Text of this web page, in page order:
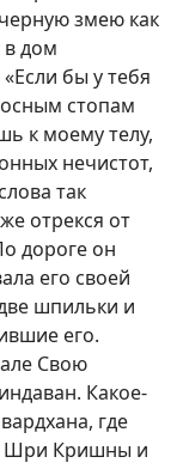
змею как
в дом
бы у тебя
стопам
к моему телу,
нечистот,
так
отрекся от
дороге он
его своей
шпильки и
его.
Свою
Какое-
где
Шри Кришны и